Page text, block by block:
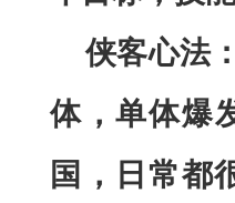
侠客心法
体，单体爆
国，日常都